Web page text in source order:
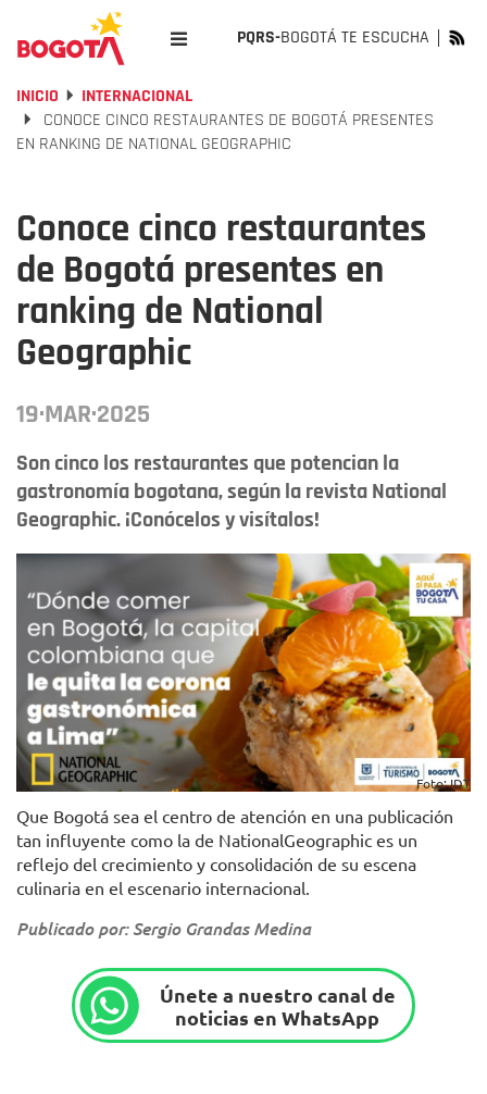
PQRS-BOGOTÁ TE ESCUCHA
INICIO
INTERNACIONAL
CONOCE CINCO RESTAURANTES DE BOGOTÁ PRESENTES
EN RANKING DE NATIONAL GEOGRAPHIC
Conoce cinco restaurantes
de Bogotá presentes en
ranking de National
Geographic
19·MAR·2025
Son cinco los restaurantes que potencian la
gastronomía bogotana, según la revista National
Geographic. ¡Conócelos y visítalos!
Foto: IDT
Que Bogotá sea el centro de atención en una publicación
tan influyente como la de NationalGeographic es un
reflejo del crecimiento y consolidación de su escena
culinaria en el escenario internacional.
Publicado por: Sergio Grandas Medina
Únete a nuestro canal de
noticias en WhatsApp